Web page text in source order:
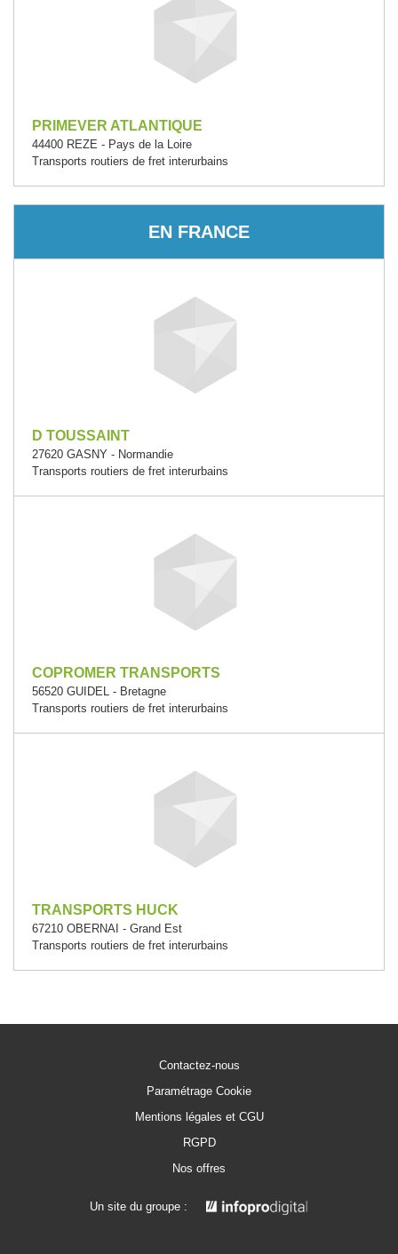
PRIMEVER ATLANTIQUE
44400 REZE - Pays de la Loire
Transports routiers de fret interurbains
EN FRANCE
D TOUSSAINT
27620 GASNY - Normandie
Transports routiers de fret interurbains
COPROMER TRANSPORTS
56520 GUIDEL - Bretagne
Transports routiers de fret interurbains
TRANSPORTS HUCK
67210 OBERNAI - Grand Est
Transports routiers de fret interurbains
Contactez-nous
Paramétrage Cookie
Mentions légales et CGU
RGPD
Nos offres
Un site du groupe :